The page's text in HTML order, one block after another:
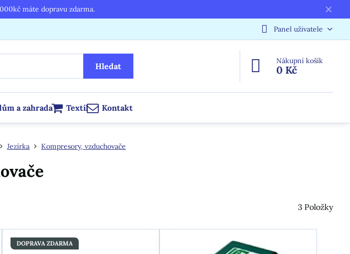
✕
máte dopravu zdarma.
Panel uživatele
Hledat
Nákupní košík
0 Kč
a zahrada Textil Kontakt
Jezírka Kompresory, vzduchovače
3 Položky
DOPRAVA ZDARMA